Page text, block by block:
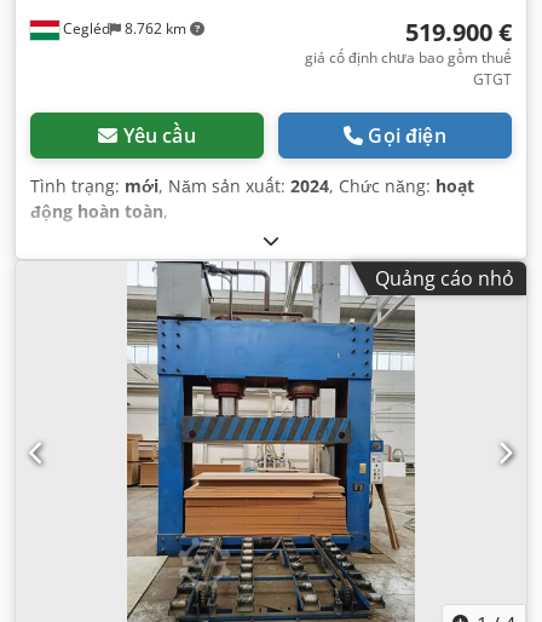
Cegléd 8.762 km 519.900 €
giá cố định chưa bao gồm thuế
GTGT
Yêu cầu Gọi điện
Tình trạng: mới, Năm sản xuất: 2024, Chức năng: hoạt
động hoàn toàn,
Quảng cáo nhỏ